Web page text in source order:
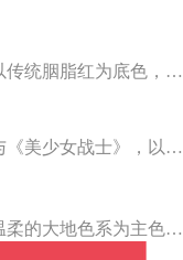
一款国风韵味，撞色搭配的中式婚礼。以传统胭脂红为底色，黛蓝色花鸟点缀其中，热情的红色和低调的古风书画色相辅相成。
灵感来源于90后经典动漫《百变小樱》与《美少女战士》，以柔美梦幻的马卡龙色系为主色调，融合精灵萌宠与星星魔法阵等元素，为遗落凡间的公主搭建一个召唤王子的舞台。
灵感来源于几何线条的不对称美感，以温柔的大地色系为主色调，空间上，利用几何线条进行完美切割，配以柔和色系的花艺点缀，构造了一个温馨柔和、清新复古的空间。